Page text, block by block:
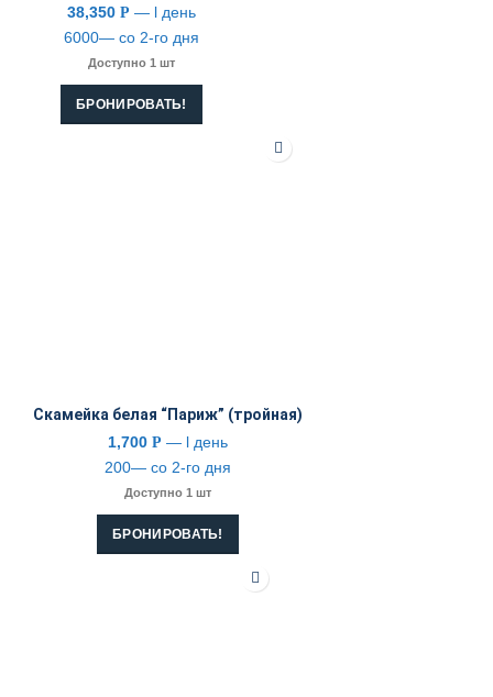
38,350 Р — l день
6000— со 2-го дня
Доступно 1 шт
БРОНИРОВАТЬ!
Скамейка белая “Париж” (тройная)
1,700 Р — l день
200— со 2-го дня
Доступно 1 шт
БРОНИРОВАТЬ!